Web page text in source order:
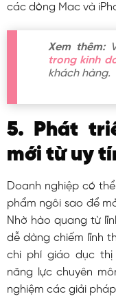
các dòng Mac và
Xem thêm:
trong kinh
khách hàng.
5. Phát
mới từ uy
Doanh nghiệp có
phẩm ngôi sao để
Nhờ hào quang từ
dễ dàng chiếm lĩnh
chi phí giáo dục thị
năng lực chuyên
nghiệm các giải